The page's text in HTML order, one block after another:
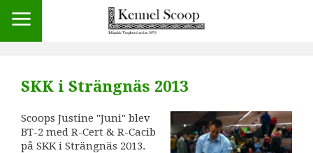
SKK i Strängnäs 2013
Scoops Justine "Juni" blev
BT-2 med R-Cert & R-Cacib
på SKK i Strängnäs 2013.